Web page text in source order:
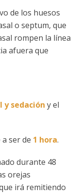
de los huesos
o septum, que
rompen la línea
afuera que
y sedación y el
ser de 1 hora.
durante 48
orejas
irá remitiendo